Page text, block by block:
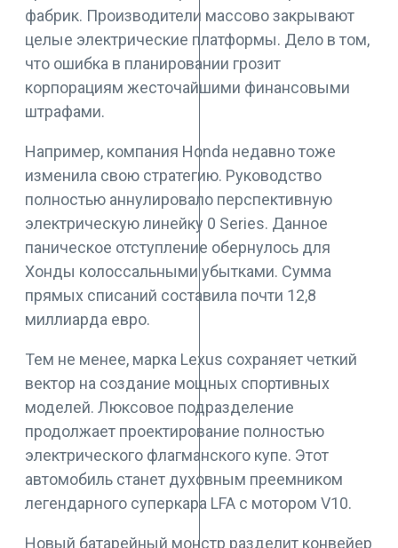
фабрик. Производители массово закрывают
целые электрические платформы. Дело в том,
что ошибка в планировании грозит
корпорациям жесточайшими финансовыми
штрафами.
Например, компания Honda недавно тоже
изменила свою стратегию. Руководство
полностью аннулировало перспективную
электрическую линейку 0 Series. Данное
паническое отступление обернулось для
Хонды колоссальными убытками. Сумма
прямых списаний составила почти 12,8
миллиарда евро.
Тем не менее, марка Lexus сохраняет четкий
вектор на создание мощных спортивных
моделей. Люксовое подразделение
продолжает проектирование полностью
электрического флагманского купе. Этот
автомобиль станет духовным преемником
легендарного суперкара LFA с мотором V10.
Новый батарейный монстр разделит конвейер